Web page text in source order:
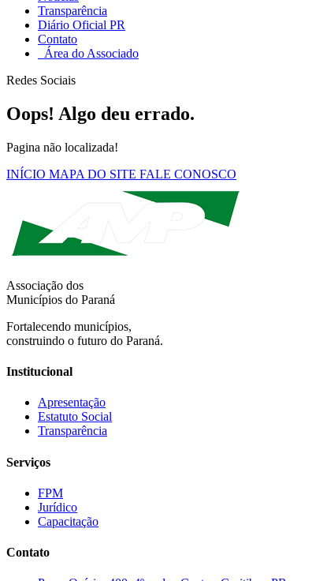
Transparência
Diário Oficial PR
Contato
Área do Associado
Redes Sociais
Oops! Algo deu errado.
Pagina não localizada!
INÍCIO MAPA DO SITE FALE CONOSCO
Associação dos
Municípios do Paraná
Fortalecendo municípios,
construindo o futuro do Paraná.
Institucional
Apresentação
Estatuto Social
Transparência
Serviços
FPM
Jurídico
Capacitação
Contato